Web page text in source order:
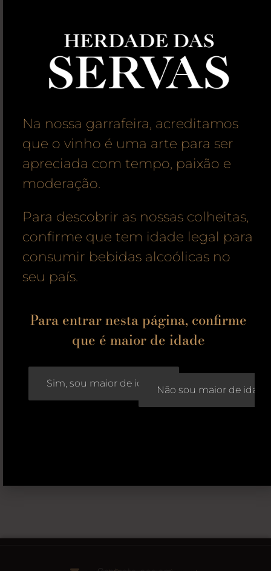
Na nossa garrafeira, acreditamos
que o vinho é uma arte para ser
apreciada com tempo, paixão e
moderação.
Para descobrir as nossas colheitas,
confirme que tem idade legal para
consumir bebidas alcoólicas no
seu país.
Para entrar nesta página, confirme
que é maior de idade
Sim, sou maior de idade
Não sou maior de idade